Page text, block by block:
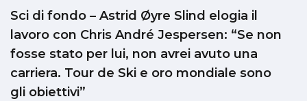
Sci di fondo – Astrid Øyre Slind elogia il
lavoro con Chris André Jespersen: “Se non
fosse stato per lui, non avrei avuto una
carriera. Tour de Ski e oro mondiale sono
gli obiettivi”